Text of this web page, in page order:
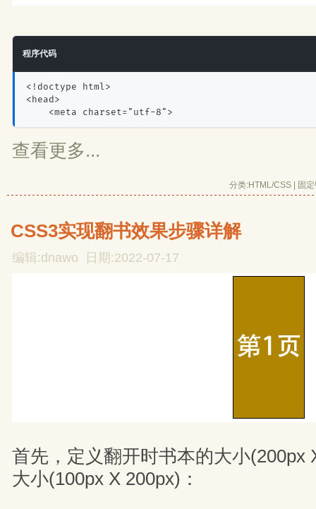
程序代码
<!doctype html>
<head>
<meta charset="utf-8">
查看更多...
分类:HTML/CSS 固
CSS3实现翻书效果步骤详解
编辑:dnawo 日期:2022-07-17
首先，定义翻开时书本的大小(200px
大小(100px X 200px)：